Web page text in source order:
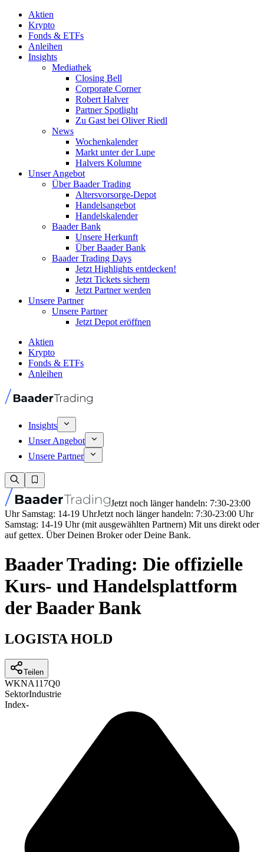
Aktien
Krypto
Fonds & ETFs
Anleihen
Insights
Mediathek
Closing Bell
Corporate Corner
Robert Halver
Partner Spotlight
Zu Gast bei Oliver Riedl
News
Wochenkalender
Markt unter der Lupe
Halvers Kolumne
Unser Angebot
Über Baader Trading
Altersvorsorge-Depot
Handelsangebot
Handelskalender
Baader Bank
Unsere Herkunft
Über Baader Bank
Baader Trading Days
Jetzt Highlights entdecken!
Jetzt Tickets sichern
Jetzt Partner werden
Unsere Partner
Unsere Partner
Jetzt Depot eröffnen
Aktien
Krypto
Fonds & ETFs
Anleihen
Insights
Unser Angebot
Unsere Partner
Jetzt noch länger handeln: 7:30-23:00
Uhr Samstag: 14-19 UhrJetzt noch länger handeln: 7:30-23:00 Uhr
Samstag: 14-19 Uhr (mit ausgewählten Partnern) Mit uns direkt oder
auf gettex. Über Deinen Broker oder Deine Bank.
Baader Trading: Die offizielle
Kurs- und Handelsplattform
der Baader Bank
LOGISTA HOLD
Teilen
WKNA117Q0
SektorIndustrie
Index-